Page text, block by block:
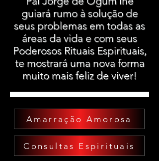
guiará rumo à solução de
seus problemas em todas as
áreas da vida e com seus
Poderosos Rituais Espirituais,
te mostrará uma nova forma
muito mais feliz de viver!
Amarração Amorosa
Consultas Espirituais